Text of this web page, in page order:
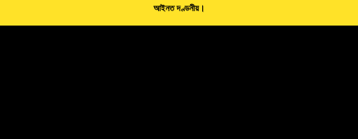
আইনত দণ্ডনীয়।